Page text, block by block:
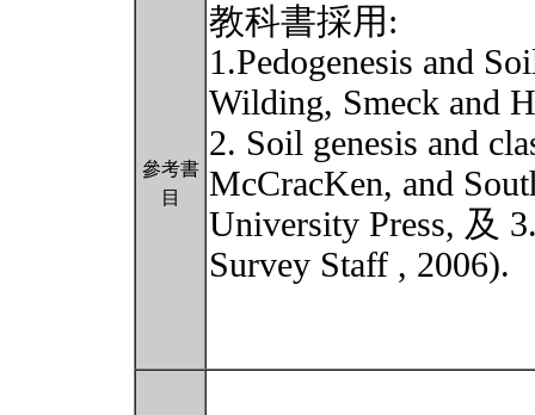
參考書
目
教科書採用:
1.Pedogenesis and
Wilding, Smeck and
2. Soil genesis and
McCracKen, and
University Press, 及
Survey Staff , 2006).